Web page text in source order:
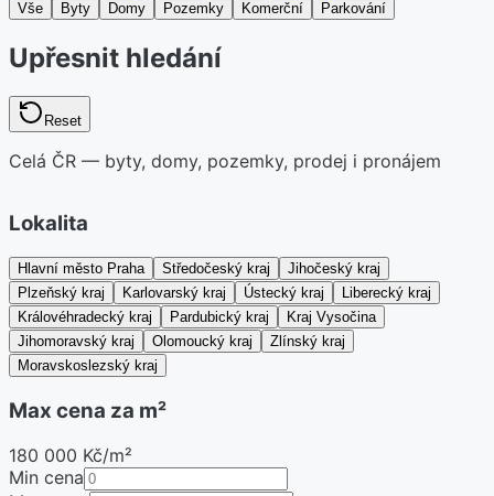
Vše Byty Domy Pozemky Komerční Parkování
Upřesnit hledání
Reset
Celá ČR — byty, domy, pozemky, prodej i pronájem
Lokalita
Hlavní město Praha Středočeský kraj
Jihočeský kraj
Plzeňský kraj
Karlovarský kraj Ústecký kraj
Liberecký kraj
Královéhradecký kraj
Pardubický kraj
Kraj Vysočina
Jihomoravský kraj
Olomoucký kraj
Zlínský kraj
Moravskoslezský kraj
Max cena za m²
180 000 Kč/m²
Min cena